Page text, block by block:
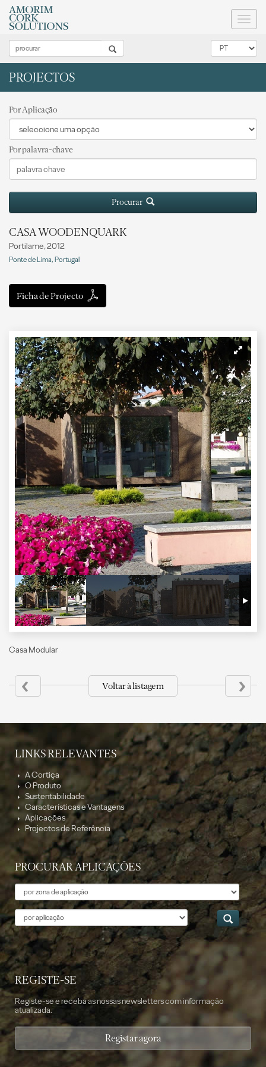
PROJECTOS
Por Aplicação
Por palavra-chave
Procurar
CASA WOODENQUARK
Portilame, 2012
Ponte de Lima, Portugal
Ficha de Projecto
Casa Modular
‹ Voltar à listagem ›
LINKS RELEVANTES
A Cortiça
O Produto
Sustentabilidade
Características e Vantagens
Aplicações
Projectos de Referência
PROCURAR APLICAÇÕES
Tema
Aplicação
REGISTE-SE
Registe-se e receba as nossas newsletters com informação
atualizada.
Registar agora